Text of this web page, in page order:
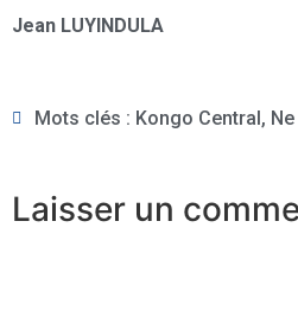
Jean LUYINDULA
Mots clés : Kongo Central ,
Laisser un